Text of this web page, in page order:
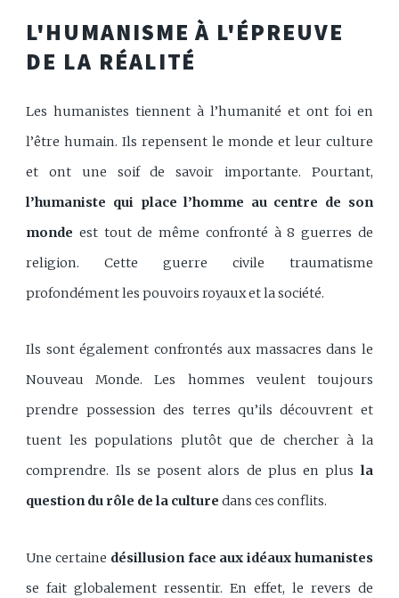
main de Joachim...
L'HUMANISME À L'ÉPREUVE
DE LA RÉALITÉ
Les humanistes tiennent à l’humanité et ont foi en
l’être humain. Ils repensent le monde et leur culture
et ont une soif de savoir importante. Pourtant,
l’humaniste qui place l’homme au centre de son
monde est tout de même confronté à 8 guerres de
religion. Cette guerre civile traumatisme
profondément les pouvoirs royaux et la société.
Ils sont également confrontés aux massacres dans le
Nouveau Monde. Les hommes veulent toujours
prendre possession des terres qu’ils découvrent et
tuent les populations plutôt que de chercher à la
comprendre. Ils se posent alors de plus en plus la
question du rôle de la culture dans ces conflits.
Une certaine désillusion face aux idéaux humanistes
se fait globalement ressentir. En effet, le revers de